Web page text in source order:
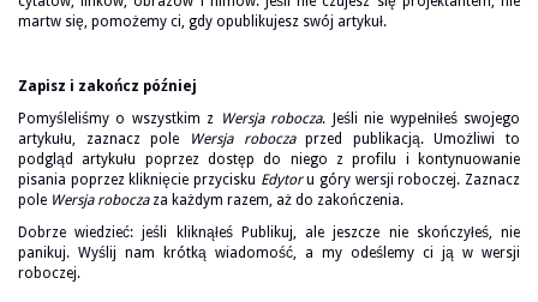
martw się, pomożemy ci, gdy opublikujesz swój artykuł.
Zapisz i zakończ później
Pomyśleliśmy o wszystkim z Wersja robocza. Jeśli nie wypełniłeś swojego
artykułu, zaznacz pole
Wersja roboczaprzed publikacją. Umożliwi to
podgląd artykułu poprzez dostęp do niego z profilu i kontynuowanie
pisania poprzez kliknięcie przycisku Edytoru góry wersji roboczej. Zaznacz
pole Wersja roboczaza każdym razem, aż do zakończenia.
Dobrze wiedzieć: jeśli kliknąłeś Publikuj, ale jeszcze nie skończyłeś, nie
panikuj. Wyślij nam krótką wiadomość, a my odeślemy ci ją w wersji
roboczej.